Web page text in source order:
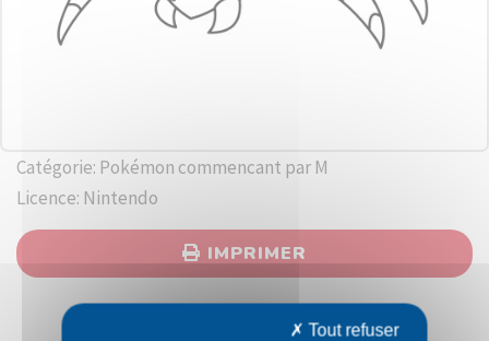
Catégorie: Pokémon commencant par M
Licence: Nintendo
IMPRIMER
Tout refuser